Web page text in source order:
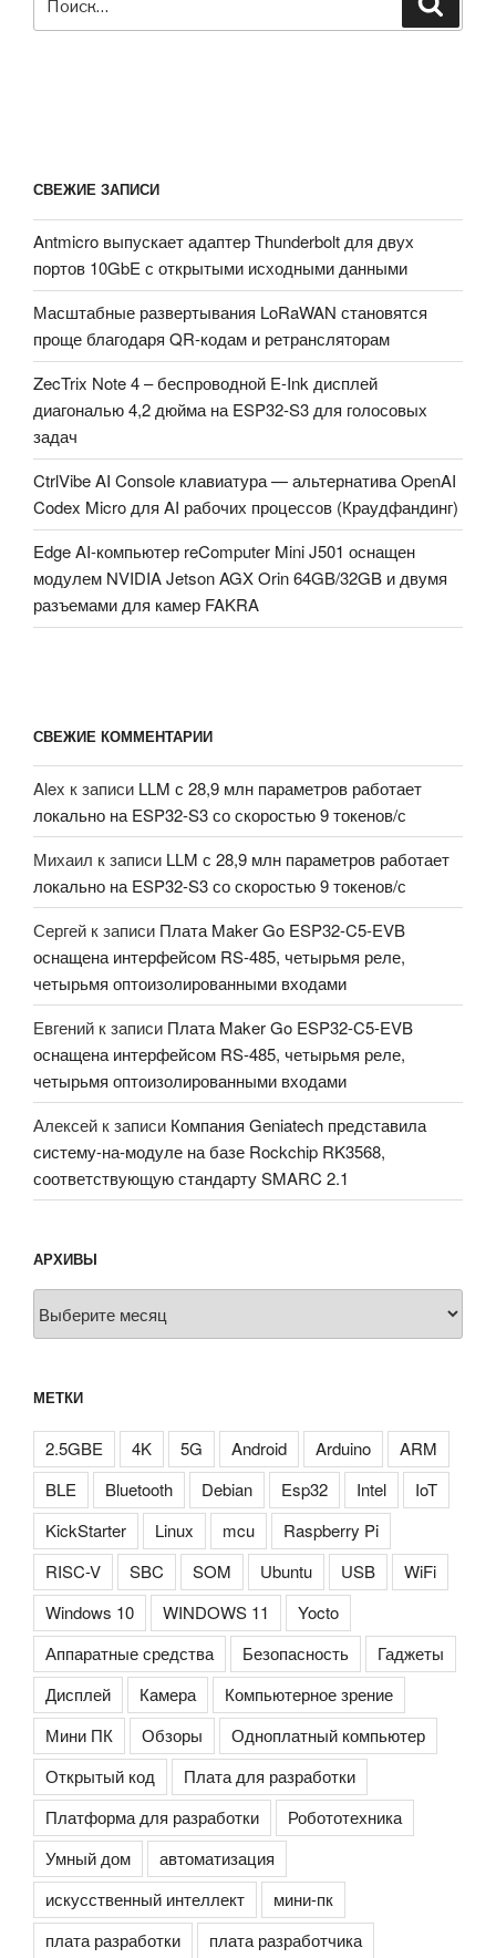
СВЕЖИЕ ЗАПИСИ
Antmicro выпускает адаптер Thunderbolt для двух
портов 10GbE с открытыми исходными данными
Масштабные развертывания LoRaWAN становятся
проще благодаря QR-кодам и ретрансляторам
ZecTrix Note 4 – беспроводной E-Ink дисплей
диагональю 4,2 дюйма на ESP32-S3 для голосовых
задач
CtrlVibe AI Console клавиатура — альтернатива OpenAI
Codex Micro для AI рабочих процессов (Краудфандинг)
Edge AI-компьютер reComputer Mini J501 оснащен
модулем NVIDIA Jetson AGX Orin 64GB/32GB и двумя
разъемами для камер FAKRA
СВЕЖИЕ КОММЕНТАРИИ
Alex к записи LLM с 28,9 млн параметров работает
локально на ESP32-S3 со скоростью 9 токенов/с
Михаил к записи LLM с 28,9 млн параметров работает
локально на ESP32-S3 со скоростью 9 токенов/с
Сергей к записи Плата Maker Go ESP32-C5-EVB
оснащена интерфейсом RS-485, четырьмя реле,
четырьмя оптоизолированными входами
Евгений к записи Плата Maker Go ESP32-C5-EVB
оснащена интерфейсом RS-485, четырьмя реле,
четырьмя оптоизолированными входами
Алексей к записи Компания Geniatech представила
систему-на-модуле на базе Rockchip RK3568,
соответствующую стандарту SMARC 2.1
АРХИВЫ
МЕТКИ
2.5GBE 4K 5G Android Arduino
ARM
BLE
Bluetooth Debian Esp32 Intel
IoT
KickStarter
Linux mcu
Raspberry Pi
RISC-V
SBC SOM Ubuntu USB
WiFi
Windows 10
WINDOWS 11
Yocto
Аппаратные средства
Безопасность
Гаджеты
Дисплей
Камера
Компьютерное зрение
Мини ПК
Обзоры
Одноплатный компьютер
Открытый код
Плата для разработки
Платформа для разработки
Робототехника
Умный дом
автоматизация
искусственный интеллект
мини-пк
плата разработки
плата разработчика